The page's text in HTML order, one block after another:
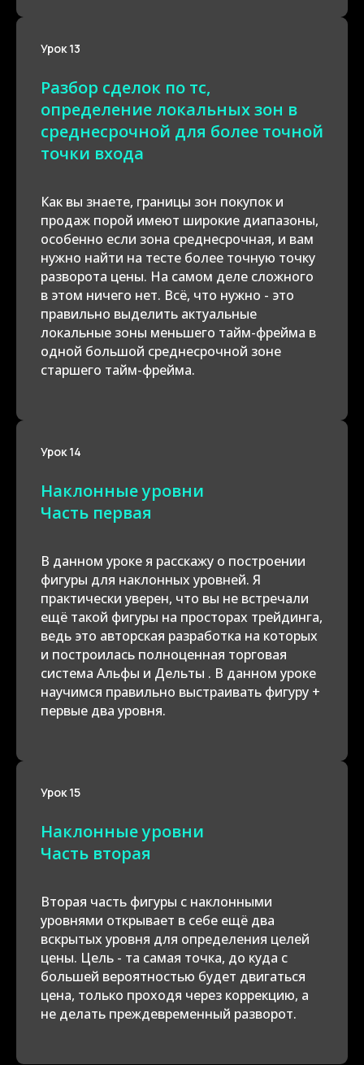
Урок 13
Разбор сделок по тс,
определение локальных зон в
среднесрочной для более точной
точки входа
Как вы знаете, границы зон покупок и
продаж порой имеют широкие диапазоны,
особенно если зона среднесрочная, и вам
нужно найти на тесте более точную точку
разворота цены. На самом деле сложного
в этом ничего нет. Всё, что нужно - это
правильно выделить актуальные
локальные зоны меньшего тайм-фрейма в
одной большой среднесрочной зоне
старшего тайм-фрейма.
Урок 14
Наклонные уровни
Часть первая
В данном уроке я расскажу о построении
фигуры для наклонных уровней. Я
практически уверен, что вы не встречали
ещё такой фигуры на просторах трейдинга,
ведь это авторская разработка на которых
и построилась полноценная торговая
система Альфы и Дельты . В данном уроке
научимся правильно выстраивать фигуру +
первые два уровня.
Урок 15
Наклонные уровни
Часть вторая
Вторая часть фигуры с наклонными
уровнями открывает в себе ещё два
вскрытых уровня для определения целей
цены. Цель - та самая точка, до куда с
большей вероятностью будет двигаться
цена, только проходя через коррекцию, а
не делать преждевременный разворот.